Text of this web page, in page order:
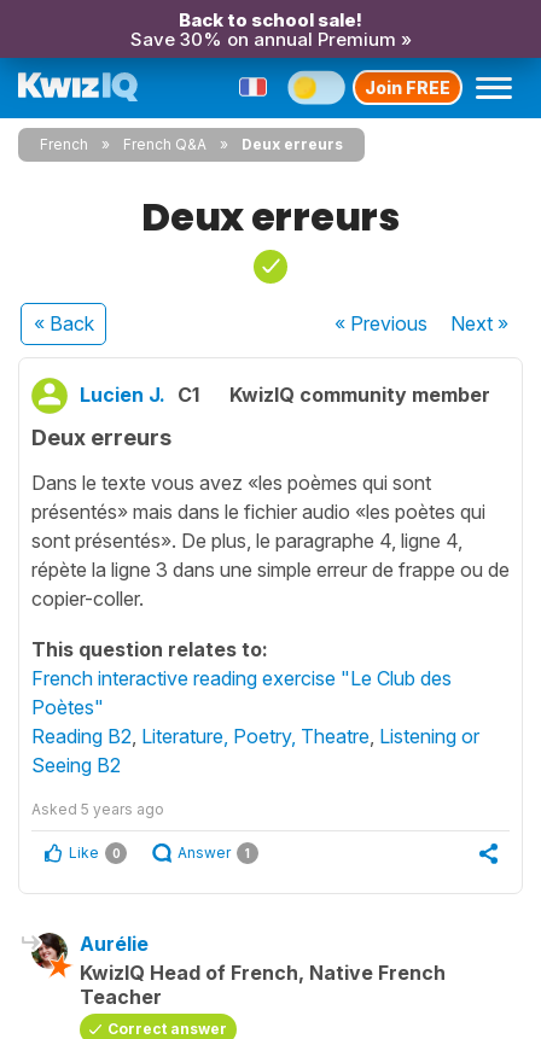
Back to school sale!
Save 30% on annual Premium »
Join FREE
French French Q&A Deux erreurs
Deux erreurs
« Back « Previous Next»
Lucien J. C1 KwizIQ community member
Deux erreurs
Dans le texte vous avez «les poèmes qui sont
présentés» mais dans le fichier audio «les poètes qui
sont présentés». De plus, le paragraphe 4, ligne 4,
répète la ligne 3 dans une simple erreur de frappe ou de
copier-coller.
This question relates to:
French interactive reading exercise "Le Club des
Poètes"
Reading B2 Literature, Poetry, Theatre Listening or
Seeing B2
Asked 5 years ago
Like 0 Answer 1
Aurélie
KwizIQ Head of French, Native French
Teacher
Correct answer